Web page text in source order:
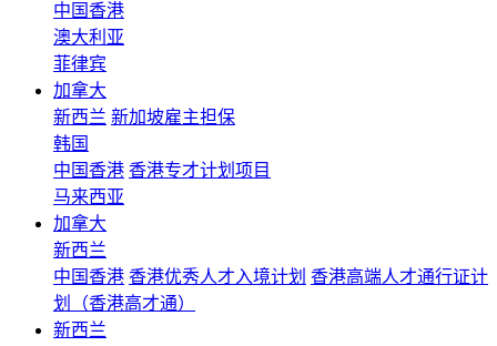
中国香港
澳大利亚
菲律宾
加拿大
新西兰 新加坡雇主担保
韩国
中国香港 香港专才计划项目
马来西亚
加拿大
新西兰
中国香港 香港优秀人才入境计划 香港高端人才通行证计
划（香港高才通）
新西兰